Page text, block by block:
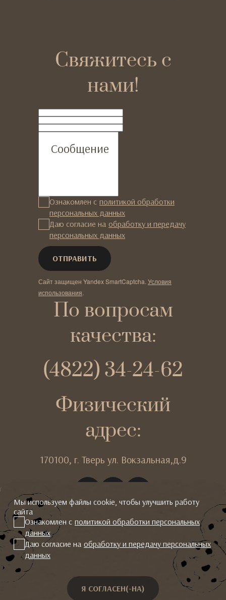
Свяжитесь с
нами!
ФИО
Телефон
Email
Сообщение
Ознакомлен с политикой обработки
персональных данных
Даю согласие на обработку и передачу
персональных данных
Сайт защищен Yandex SmartCaptcha. Условия
использования.
По вопросам
качества:
(4822) 34-24-62
Физический
адрес:
170100, г. Тверь ул. Вокзальная,д.9
2026 © Гальяни
Политика конфиденциальности
сопровождение сайта - Текарт
Мы используем файлы cookie, чтобы улучшить работу
сайта
Ознакомлен с политикой обработки персональных
данных
Даю согласие на обработку и передачу персональных
данных
Я СОГЛАСЕН(-НА)